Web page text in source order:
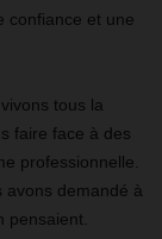
confiance et une
tous la
faire face à des
professionnelle.
avons demandé à
pensaient.